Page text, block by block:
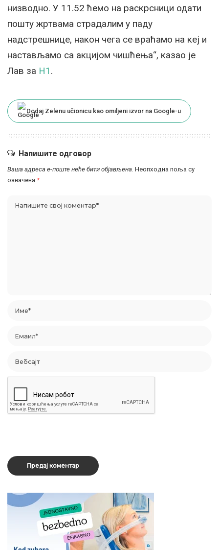
низводно. У 11.52 ћемо на раскрсници одати
пошту жртвама страдалим у паду
надстрешнице, након чега се враћамо на кеј и
настављамо са акцијом чишћења“, казао је
Лав за Н1 .
Dodaj Zelenu učionicu kao omiljeni izvor na Google-u
Напишите одговор
Ваша адреса е-поште неће бити објављена. Неопходна поља су
означена *